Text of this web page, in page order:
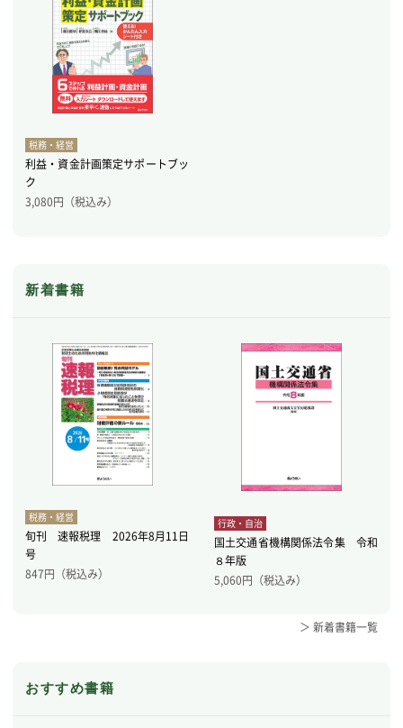
税務・経営
利益・資金計画策定サポートブッ
ク
3,080円（税込み）
新着書籍
税務・経営
旬刊 速報税理 2026年8月11日
号
847円（税込み）
行政・自治
国土交通省機構関係法令集 令和
８年版
5,060円（税込み）
＞ 新着書籍一覧
おすすめ書籍